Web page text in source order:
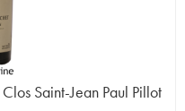
Saint-Jean Paul Pillot